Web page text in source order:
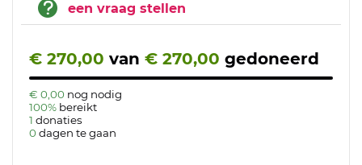
een vraag stellen
€ 270,00 van € 270,00 gedoneerd
€ 0,00 nog nodig
100% bereikt
1 donaties
0 dagen te gaan